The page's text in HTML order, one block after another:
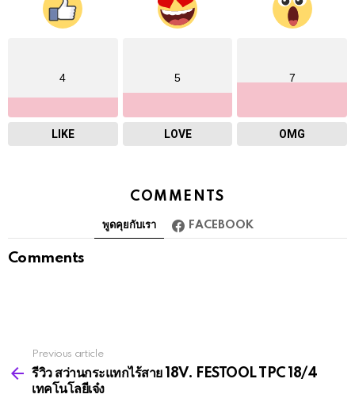
4
LIKE
5
LOVE
7
OMG
COMMENTS
พูดคุยกับเรา FACEBOOK
Comments
more
Previous article
รีวิว สว่านกระแทกไร้สาย 18V. FESTOOL TPC 18/4
เทคโนโลยีเจ๋ง